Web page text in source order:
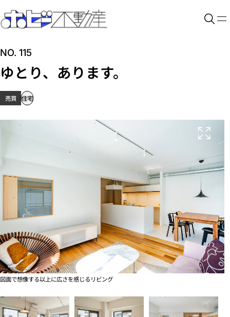
NO. 115
ゆとり、あります。
売買 住宅
図面で想像する以上に広さを感じるリビング